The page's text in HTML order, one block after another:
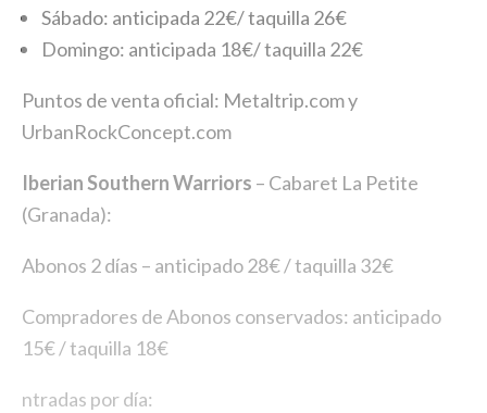
Sábado: anticipada 22€/ taquilla 26€
Domingo: anticipada 18€/ taquilla 22€
Puntos de venta oficial: Metaltrip.com y
UrbanRockConcept.com
Iberian Southern Warriors – Cabaret La Petite
(Granada):
Abonos 2 días – anticipado 28€ / taquilla 32€
Compradores de Abonos conservados: anticipado
15€ / taquilla 18€
ntradas por día: